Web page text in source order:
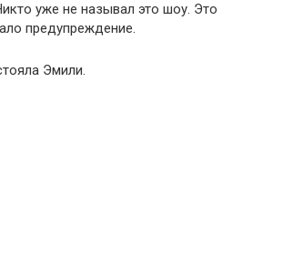
уже не называл это шоу. Это
предупреждение.
Эмили.